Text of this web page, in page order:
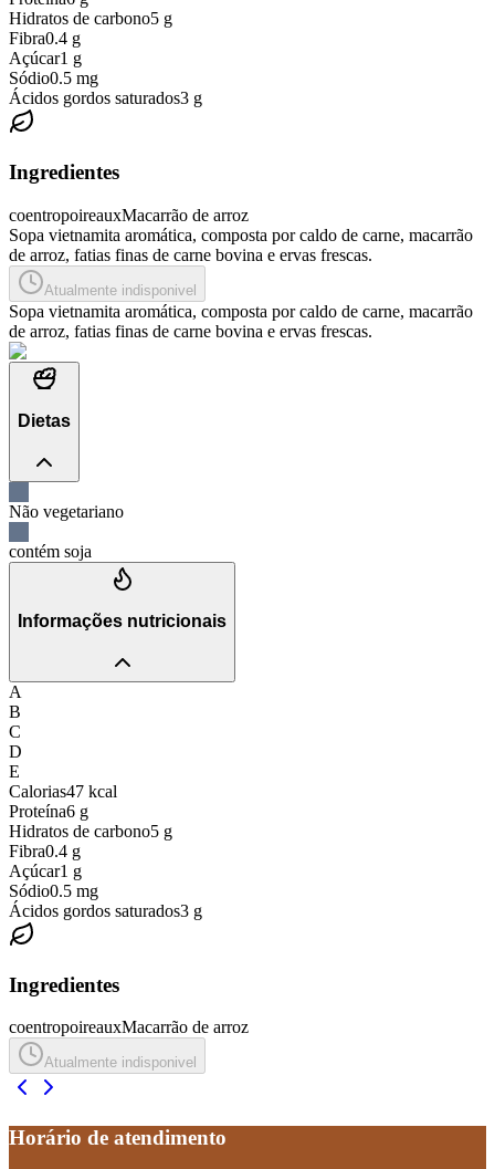
Hidratos de carbono5 g
Fibra0.4 g
Açúcar1 g
Sódio0.5 mg
Ácidos gordos saturados3 g
Ingredientes
coentropoireauxMacarrão de arroz
Sopa vietnamita aromática, composta por caldo de carne, macarrão
de arroz, fatias finas de carne bovina e ervas frescas.
Atualmente indisponivel
Sopa vietnamita aromática, composta por caldo de carne, macarrão
de arroz, fatias finas de carne bovina e ervas frescas.
Dietas
Não vegetariano
contém soja
Informações nutricionais
A
B
C
D
E
Calorias47 kcal
Proteína6 g
Hidratos de carbono5 g
Fibra0.4 g
Açúcar1 g
Sódio0.5 mg
Ácidos gordos saturados3 g
Ingredientes
coentropoireauxMacarrão de arroz
Atualmente indisponivel
Horário de atendimento